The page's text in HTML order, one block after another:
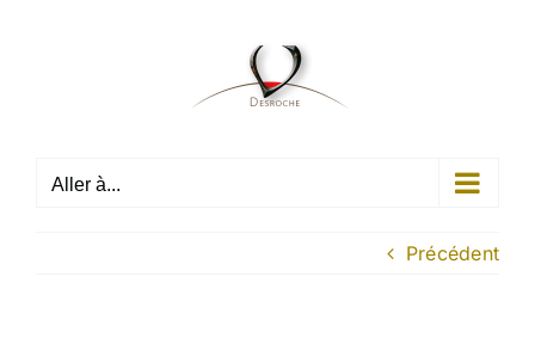
Aller à...
Précédent